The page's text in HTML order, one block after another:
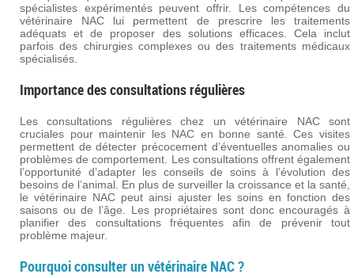
spécialistes expérimentés peuvent offrir. Les compétences du
vétérinaire NAC lui permettent de prescrire les traitements
adéquats et de proposer des solutions efficaces. Cela inclut
parfois des chirurgies complexes ou des traitements médicaux
spécialisés.
Importance des consultations régulières
Les consultations régulières chez un vétérinaire NAC sont
cruciales pour maintenir les NAC en bonne santé. Ces visites
permettent de détecter précocement d’éventuelles anomalies ou
problèmes de comportement. Les consultations offrent également
l’opportunité d’adapter les conseils de soins à l’évolution des
besoins de l’animal. En plus de surveiller la croissance et la santé,
le vétérinaire NAC peut ainsi ajuster les soins en fonction des
saisons ou de l’âge. Les propriétaires sont donc encouragés à
planifier des consultations fréquentes afin de prévenir tout
problème majeur.
Pourquoi consulter un vétérinaire NAC ?